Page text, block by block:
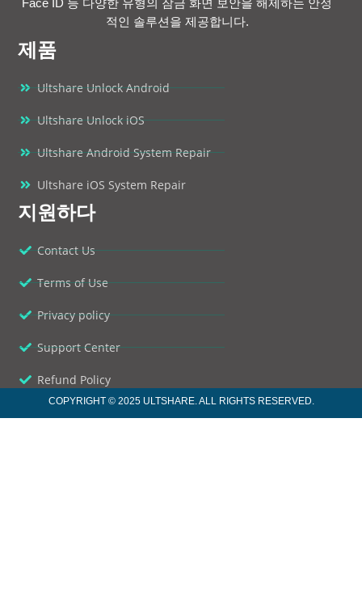
적인 솔루션을 제공합니다.
제품
Ultshare Unlock Android
Ultshare Unlock iOS
Ultshare Android System Repair
Ultshare iOS System Repair
지원하다
Contact Us
Terms of Use
Privacy policy
Support Center
Refund Policy
COPYRIGHT © 2025 ULTSHARE. ALL RIGHTS RESERVED.